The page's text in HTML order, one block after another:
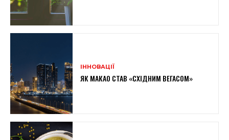
ІННОВАЦІЇ
ЯК МАКАО СТАВ «СХІДНИМ ВЕГАСОМ»